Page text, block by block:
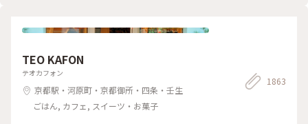
香りのミルクチョコやルビーチョコを使用し、 一枚ずつ違う
桜 #桜スイーツ #和スイーツ #チョコレート #お取り寄せ #手み
やげ #おみやげ
TEO KAFON
テオカフォン
京都駅・河原町・京都御所・四条・壬生
ごはん, カフェ, スイーツ・お菓子
1863